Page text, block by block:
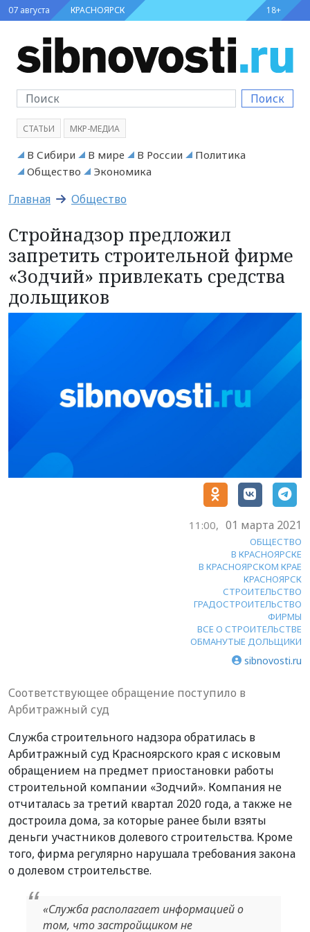
07 августа КРАСНОЯРСК 18+
Поиск
СТАТЬИ МКР-МЕДИА
В Сибири В мире В России
Политика
Общество
Экономика
Главная Общество
Стройнадзор предложил
запретить строительной фирме
«Зодчий» привлекать средства
дольщиков
11:00, 01 марта 2021
ОБЩЕСТВО
В КРАСНОЯРСКЕ
В КРАСНОЯРСКОМ КРАЕ
КРАСНОЯРСК
СТРОИТЕЛЬСТВО
ГРАДОСТРОИТЕЛЬСТВО
ФИРМЫ
ВСЕ О СТРОИТЕЛЬСТВЕ
ОБМАНУТЫЕ ДОЛЬЩИКИ
sibnovosti.ru
Соответствующее обращение поступило в
Арбитражный суд
Служба строительного надзора обратилась в
Арбитражный суд Красноярского края с исковым
обращением на предмет приостановки работы
строительной компании «Зодчий». Компания не
отчиталась за третий квартал 2020 года, а также не
достроила дома, за которые ранее были взяты
деньги участников долевого строительства. Кроме
того, фирма регулярно нарушала требования закона
о долевом строительстве.
«Служба располагает информацией о
том, что застройщиком не